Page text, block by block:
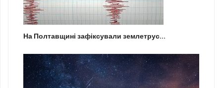
На Полтавщині зафіксували землетрус...